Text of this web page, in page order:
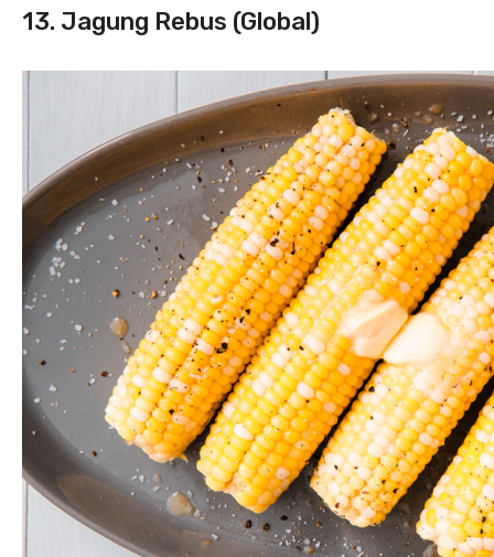
13. Jagung Rebus (Global)